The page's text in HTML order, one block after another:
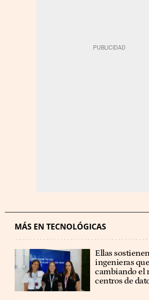
MÁS EN TECNOLÓGICAS
Ellas
ingenieras
cambiando el
centros de